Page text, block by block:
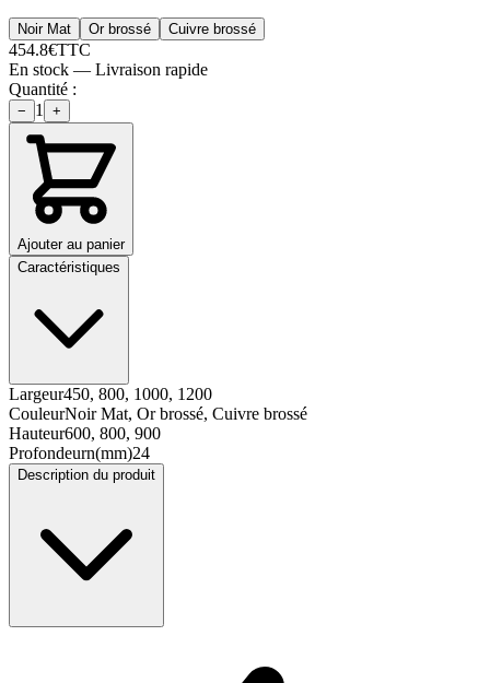
Noir Mat Or brossé Cuivre brossé
454.8€TTC
En stock — Livraison rapide
Quantité :
− 1 +
Ajouter au panier
Caractéristiques
Largeur450, 800, 1000, 1200
CouleurNoir Mat, Or brossé, Cuivre brossé
Hauteur600, 800, 900
Profondeurn(mm)24
Description du produit